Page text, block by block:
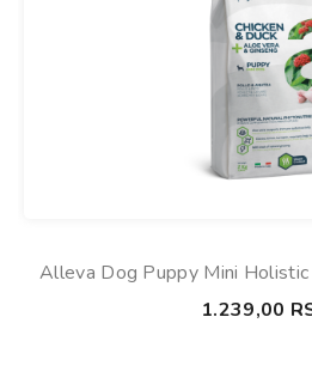
Alleva Dog Puppy Mini Holistic
1.239,00